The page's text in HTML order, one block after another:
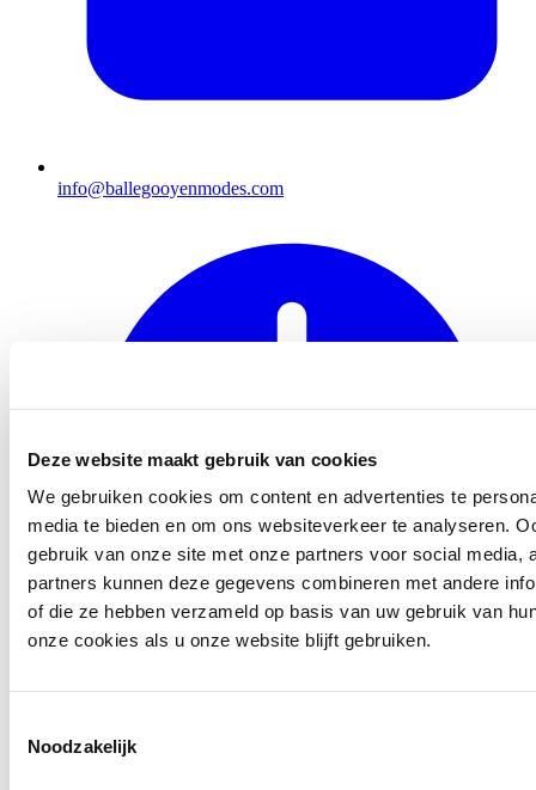
Deze website maakt gebruik van cookies
We gebruiken cookies om content en advertenties te
media te bieden en om ons websiteverkeer te analyseren.
gebruik van onze site met onze partners voor social media,
partners kunnen deze gegevens combineren met andere
of die ze hebben verzameld op basis van uw gebruik van
onze cookies als u onze website blijft gebruiken.
Noodzakelijk
info@ballegooyenmodes.com